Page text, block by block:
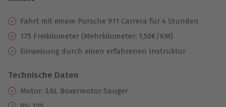
Fahrt mit einem Porsche 911 Carrera für 4 Stunden
175 Freikilometer (Mehrkilometer: 1,50€/KM)
Einweisung durch einen erfahrenen Instruktor
Technische Daten
Motor: 3,6L Boxermotor Sauger